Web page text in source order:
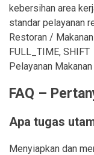
kebersihan area
standar pelayanan
Restoran /
FULL_TIME, SHIFT
Pelayanan
FAQ –
Apa tugas
Menyiapkan dan